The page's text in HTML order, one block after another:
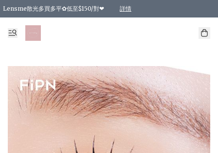
Lensme散光多買多平✿低至$150/對❤ 詳情
台灣Karacon⁩✧日拋 特價清貨❁⃘
日本韓國多款日/月拋現貨☼ 特價❤︎數量有限 售完即止
🇰🇷韓國多款月拋現貨 特價兩對$99✿數量有限 售完即止♫
精選商品，任選買2件或以上9 折；買4件或以上85 折；買6件或以上8 折
精選商品，任選買2件HKD 140.00；買4件HKD 260.00
精選商品，任選買2件HKD 190.00；買4件HKD 360.00
精選商品，任選買2件HKD 110.00；買4件HKD 180.00
精選商品，任選買2件HKD 170.00；買4件HKD 320.00
精選商品，任選買2件或以上減HKD 148.00
精選商品，任選買2件或以上減HKD 148.00
精選商品，任選買2件或以上95 折；買4件或以上9 折；買6件或以上85 折；買8件
精選商品，任選買12件或以上87 折
精選商品，任選買2件或以上減HKD 16.00；買4件或以上減HKD 32.00；買6
精選商品，任選買2件或以上95 折；買4件或以上9 折；買8件或以上85 折；買12
購物滿 HKD 800.00即享免運費優惠！（適用於 特定的送貨方式 )